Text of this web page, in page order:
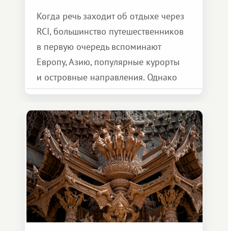
Когда речь заходит об отдыхе через
RCI, большинство путешественников
в первую очередь вспоминают
Европу, Азию, популярные курорты
и островные направления. Однако
возможности обменной системы
значительно шире. Среди них есть
и Африка — континент, который
способен подарить совершенно иной
формат путешествия.